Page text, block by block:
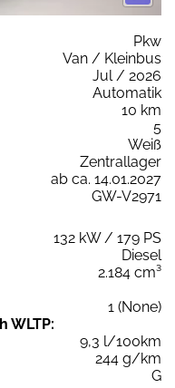
Pkw
Van / Kleinbus
Jul / 2026
Automatik
10 km
5
Weiß
Zentrallager
ab ca. 14.01.2027
GW-V2971
132 kW / 179 PS
Diesel
2.184 cm³
1 (None)
WLTP:
9,3 l/100km
244 g/km
G